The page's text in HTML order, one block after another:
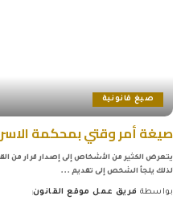
صيغ قانونية
صيغة أمر وقتي بمحكمة
يتعرض الكثير من الأشخاص إلى إصدار قرار
لذلك يلجأ الشخص إلى تقديم ...
بواسطة فريق عمل موقع القانون